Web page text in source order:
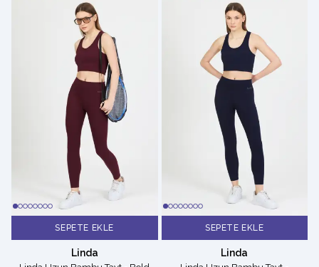
SEPETE EKLE
Linda
SEPETE EKLE
Linda